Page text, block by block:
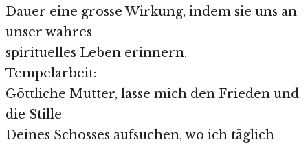
Dauer eine grosse Wirkung, indem sie uns an
unser wahres
spirituelles Leben erinnern.
Tempelarbeit:
Göttliche Mutter, lasse mich den Frieden und
die Stille
Deines Schosses aufsuchen, wo ich täglich